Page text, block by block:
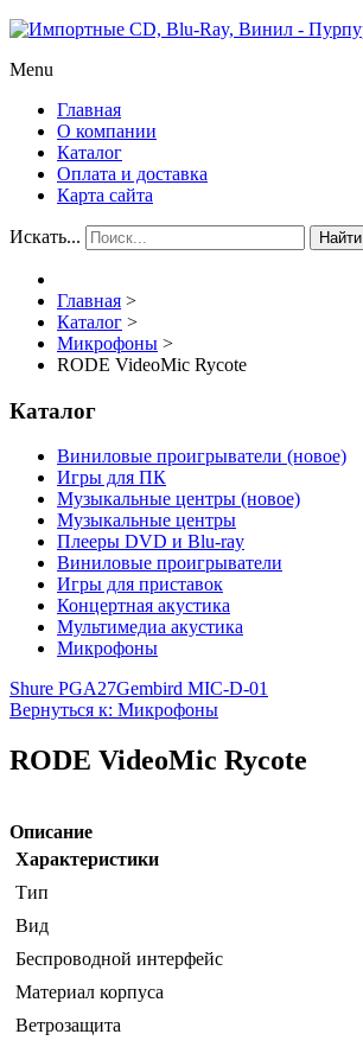
Menu
Главная
О компании
Каталог
Оплата и доставка
Карта сайта
Искать... Найти
Главная >
Каталог >
Микрофоны >
RODE VideoMic Rycote
Каталог
Виниловые проигрыватели (новое)
Игры для ПК
Музыкальные центры (новое)
Музыкальные центры
Плееры DVD и Blu-ray
Виниловые проигрыватели
Игры для приставок
Концертная акустика
Мультимедиа акустика
Микрофоны
Shure PGA27Gembird MIC-D-01
Вернуться к: Микрофоны
RODE VideoMic Rycote
Описание
Характеристики
Тип
Вид
Беспроводной интерфейс
Материал корпуса
Ветрозащита